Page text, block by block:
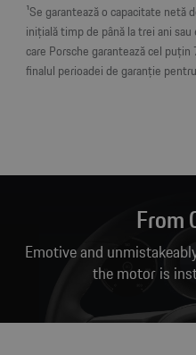
¹Se garantează o capacitate netă
inițială timp de până la trei ani
care Porsche garantează cel
finalul perioadei de garanție
From
Emotive and
the motor is